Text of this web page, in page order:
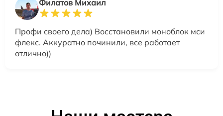
Филатов Михаил
Профи своего дела) Восстановили моноблок мси
флекс. Аккуратно починили, все работает
отлично))